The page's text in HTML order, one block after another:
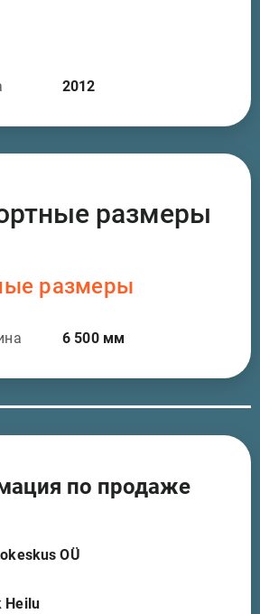
2012
размеры
размеры
6 500 мм
по продаже
OÜ
Heilu